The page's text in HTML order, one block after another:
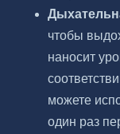
чтобы
наносит
можете
один раз